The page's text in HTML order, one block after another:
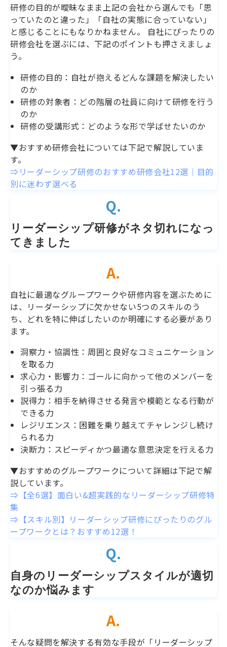
研修の目的が曖昧なまま上記の会社から選んでも「思
っていたのと違った」「自社の実態に合っていない」
と感じることにもなりかねません。 自社にぴったりの
研修会社を選ぶには、下記のポイントも押さえましょ
う。
研修の目的：自社が抱えるどんな課題を解決したい
のか
研修の対象者：どの階層の社員に向けて研修を行う
のか
研修の受講形式：どのような形で学ばせたいのか
▼おすすめ研修会社については下記で解説していま
す。
⇒リーダーシップ研修のおすすめ研修会社12選｜目的
別に迷わず選べる
Q.
リーダーシップ研修がネタ切れになっ
てきました
A.
自社に最適なグループワークや研修内容を選ぶために
は、リーダーシップに欠かせない5つのスキルのう
ち、どれを特に伸ばしたいのか明確にする必要があり
ます。
洞察力・協調性：周囲と良好なコミュニケーション
を取る力
求心力・影響力：ゴールに向かって他のメンバーを
引っ張る力
説得力：相手を納得させる発言や模範となる行動が
できる力
レジリエンス：困難を乗り越えてチャレンジし続け
られる力
決断力：スピーディかつ最適な意思決定を行える力
▼おすすめのグループワークについて詳細は下記で解
説しています。
⇒【全6選】面白い&超実践的なリーダーシップ研修特
集
⇒【スキル別】リーダーシップ研修にぴったりのグル
ープワークとは？おすすめ12選！
Q.
自身のリーダーシップスタイルが適切
なのか悩みます
A.
そんな疑問を解決する有効な手段が「リーダーシップ